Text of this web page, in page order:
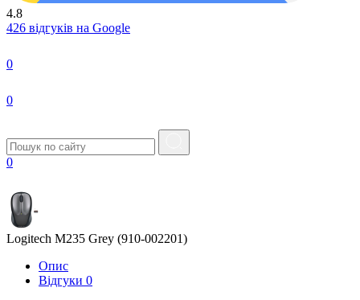
4.8
426 відгуків на Google
0
0
0
Logitech M235 Grey (910-002201)
Опис
Вiдгуки 0